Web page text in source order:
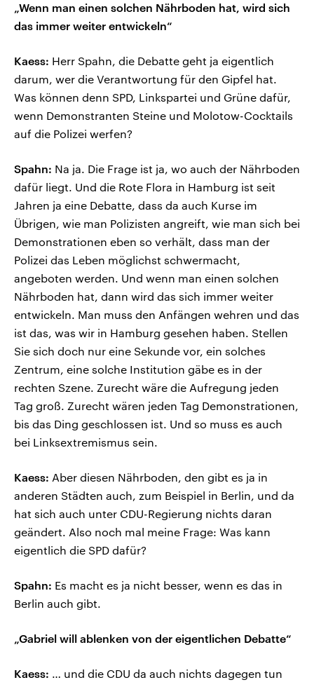
„Wenn man einen solchen Nährboden hat, wird sich
das immer weiter entwickeln“
Kaess: Herr Spahn, die Debatte geht ja eigentlich
darum, wer die Verantwortung für den Gipfel hat.
Was können denn SPD, Linkspartei und Grüne dafür,
wenn Demonstranten Steine und Molotow-Cocktails
auf die Polizei werfen?
Spahn: Na ja. Die Frage ist ja, wo auch der Nährboden
dafür liegt. Und die Rote Flora in Hamburg ist seit
Jahren ja eine Debatte, dass da auch Kurse im
Übrigen, wie man Polizisten angreift, wie man sich bei
Demonstrationen eben so verhält, dass man der
Polizei das Leben möglichst schwermacht,
angeboten werden. Und wenn man einen solchen
Nährboden hat, dann wird das sich immer weiter
entwickeln. Man muss den Anfängen wehren und das
ist das, was wir in Hamburg gesehen haben. Stellen
Sie sich doch nur eine Sekunde vor, ein solches
Zentrum, eine solche Institution gäbe es in der
rechten Szene. Zurecht wäre die Aufregung jeden
Tag groß. Zurecht wären jeden Tag Demonstrationen,
bis das Ding geschlossen ist. Und so muss es auch
bei Linksextremismus sein.
Kaess: Aber diesen Nährboden, den gibt es ja in
anderen Städten auch, zum Beispiel in Berlin, und da
hat sich auch unter CDU-Regierung nichts daran
geändert. Also noch mal meine Frage: Was kann
eigentlich die SPD dafür?
Spahn: Es macht es ja nicht besser, wenn es das in
Berlin auch gibt.
„Gabriel will ablenken von der eigentlichen Debatte“
Kaess: … und die CDU da auch nichts dagegen tun